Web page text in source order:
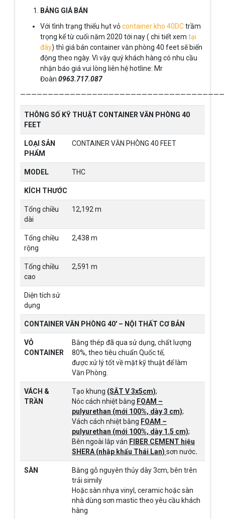
BẢNG GIÁ BÁN
Với tình trạng thiếu hụt vỏcontainer kho 40DCtrầm
trọng kể từ cuối năm 2020 tới nay ( chi tiết xem tại
đây) thì giá bán container văn phòng 40 feet sẽ biến
động theo ngày. Vì vậy quý khách hàng có nhu cầu
nhận báo giá vui lòng liên hệ hotline: Mr
Đoàn 0963.717.087
THÔNG SỐ KỸ THUẬT CONTAINER VĂN PHÒNG 40
FEET
LOẠI SẢN
PHẨM
CONTAINER VĂN PHÒNG 40 FEET
MODEL THC
KÍCH THƯỚC
Tổng chiều
dài
12,192 m
Tổng chiều
rộng
2,438 m
Tổng chiều
cao
2,591 m
Diện tích sử
dụng
CONTAINER VĂN PHÒNG 40′ – NỘI THẤT CƠ BẢN
VỎ
CONTAINER
Bằng thép đã qua sử dụng, chất lượng
80%, theo tiêu chuẩn Quốc tế,
được xử lý tốt về mặt kỹ thuật để làm
Văn Phòng.
VÁCH &
TRẦN
Tạo khung (SẮT V 3x5cm);
Nóc cách nhiệt bằng FOAM –
pulyurethan (mới 100%, dày 3 cm);
Vách cách nhiệt bằng FOAM –
pulyurethan (mới 100%, dày 1.5 cm);
Bên ngoài lắp ván FIBER CEMENT hiệu
SHERA (nhập khẩu Thái Lan) sơn nước.
SÀN
Bằng gỗ nguyên thủy dày 3cm, bên trên
trải simily
Hoặc sàn nhựa vinyl, ceramic hoặc sàn
nhà dùng sơn mastic theo yêu cầu khách
hàng